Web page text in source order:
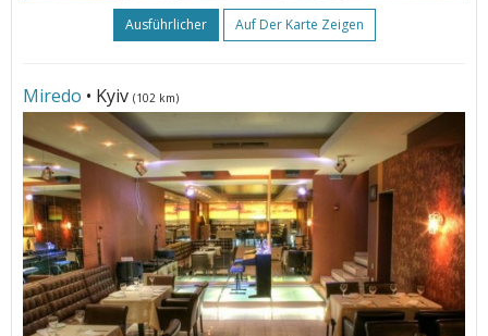
Ausführlicher Auf Der Karte Zeigen
Miredo • Kyiv (102 km)